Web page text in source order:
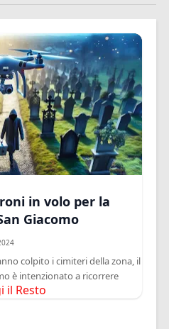
in volo per la
Giacomo
colpito i cimiteri della zona, il
è intenzionato a ricorrere
il Resto